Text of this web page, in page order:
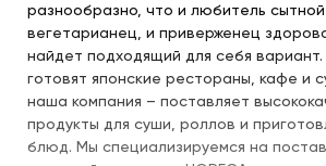
разнообразно, что и любитель
вегетарианец, и приверженец
найдет подходящий для себя
готовят японские рестораны, кафе и
наша компания – поставляет
продукты для суши, роллов и
блюд. Мы специализируемся на